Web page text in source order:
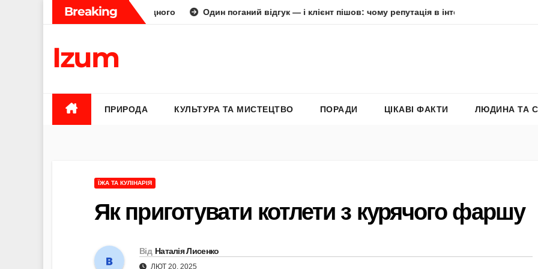
Breaking
діамант від природного Один поганий відгук — і клієнт пішов: чому репутація в інтернеті вирішує все
Izum
ПРИРОДА КУЛЬТУРА ТА МИСТЕЦТВО ПОРАДИ ЦІКАВІ ФАКТИ ЛЮДИНА ТА
ЇЖА ТА КУЛІНАРІЯ
Як приготувати котлети з курячого фаршу
Від Наталія Лисенко
ЛЮТ 20, 2025